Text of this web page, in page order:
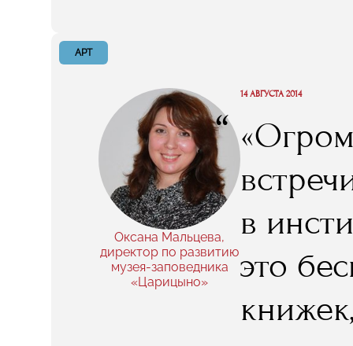
такая
АРТ
Оксана Мальцева,
директор по развитию
музея-заповедника
«Царицыно»
“
14 АВГУСТА 2014
в
это